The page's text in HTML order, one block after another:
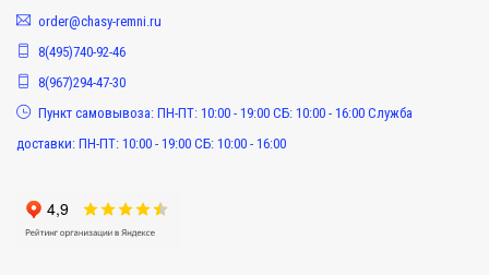
order@chasy-remni.ru
8(495)740-92-46
8(967)294-47-30
Пункт самовывоза: ПН-ПТ: 10:00 - 19:00 СБ: 10:00 - 16:00 Служба
доставки: ПН-ПТ: 10:00 - 19:00 СБ: 10:00 - 16:00